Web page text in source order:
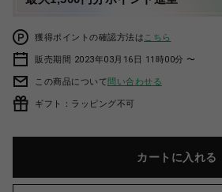
獲得ポイントの確認方法は こちら
販売期間 2023年03月16日 11時00分 〜
この商品について問い合わせる
ギフト：ラッピング不可
カートに入れる